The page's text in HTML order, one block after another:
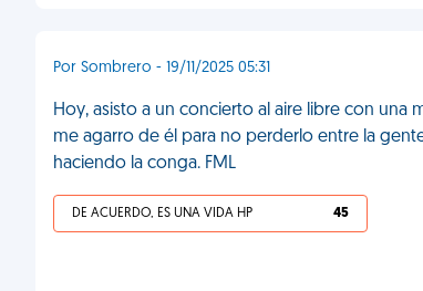
Por Sombrero - 19/11/2025 05:31
Hoy, asisto a un concierto al aire libre con
me agarro de él para no perderlo entre la
haciendo la conga. FML
DE ACUERDO, ES UNA VIDA HP 45